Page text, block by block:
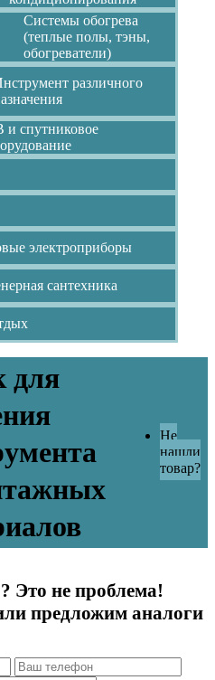
Системы обогрева
(теплые полы, тэны,
обогреватели)
различного
и спутниковое
электроприборы
сантехника
для
Не
нашли
товар?
Это не проблема!
предложим аналоги